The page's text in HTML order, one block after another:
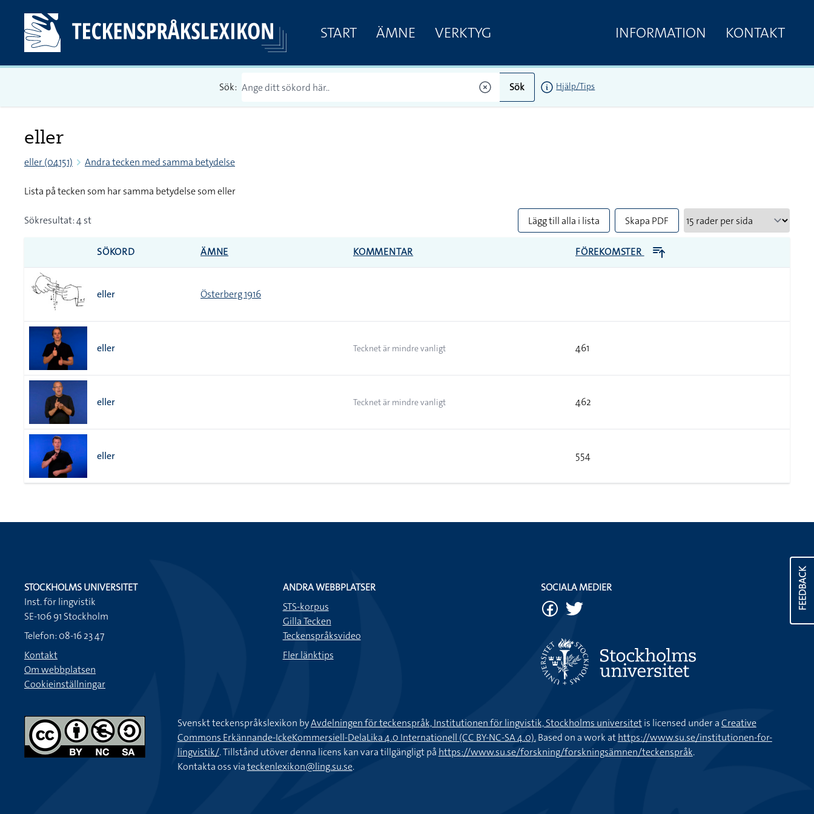
START ÄMNE VERKTYG INFORMATION KONTAKT
Sök: Sök Hjälp/Tips
eller
eller (04151) Andra tecken med samma betydelse
Lista på tecken som har samma betydelse som eller
Sökresultat: 4 st Lägg till alla i lista Skapa PDF
SÖKORD ÄMNE KOMMENTAR FÖREKOMSTER
eller Österberg 1916
eller Tecknet är mindre vanligt 461
eller Tecknet är mindre vanligt 462
eller 554
FEEDBACK
STOCKHOLMS UNIVERSITET
Inst. för lingvistik
SE-106 91 Stockholm
Telefon: 08-16 23 47
Kontakt
Om webbplatsen
Cookieinställningar
ANDRA WEBBPLATSER
STS-korpus
Gilla Tecken
Teckenspråksvideo
Fler länktips
SOCIALA MEDIER
Svenskt teckenspråkslexikon byAvdelningen för teckenspråk, Institutionen för lingvistik, Stockholms universitetis licensed under aCreative
Commons Erkännande-IckeKommersiell-DelaLika 4.0 Internationell (CC BY-NC-SA 4.0).Based on a work athttps://www.su.se/institutionen-for-
lingvistik/. Tillstånd utöver denna licens kan vara tillgängligt på https://www.su.se/forskning/forskningsämnen/teckenspråk.
Kontakta oss viateckenlexikon@ling.su.se.